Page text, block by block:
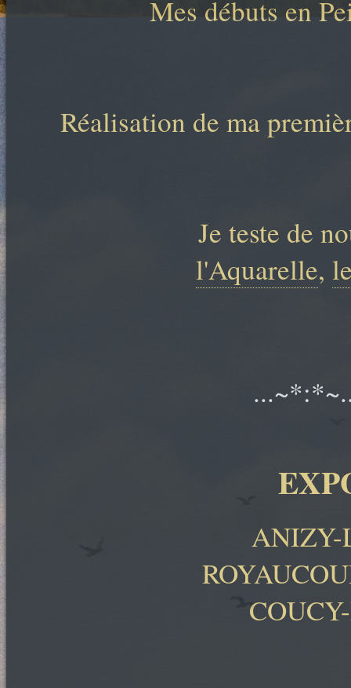
Mes débuts en
Réalisation de ma
Je teste de
l'Aquarelle,
ANIZY-